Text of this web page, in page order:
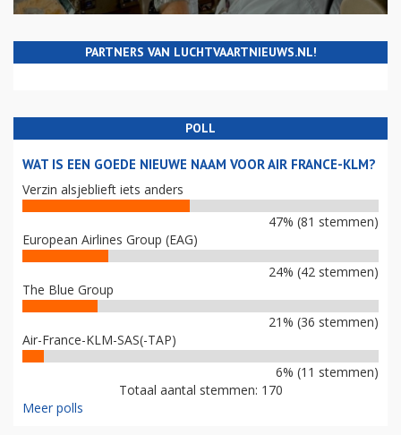
PARTNERS VAN LUCHTVAARTNIEUWS.NL!
POLL
WAT IS EEN GOEDE NIEUWE NAAM VOOR AIR FRANCE-KLM?
Verzin alsjeblieft iets anders
47% (81 stemmen)
European Airlines Group (EAG)
24% (42 stemmen)
The Blue Group
21% (36 stemmen)
Air-France-KLM-SAS(-TAP)
6% (11 stemmen)
Totaal aantal stemmen: 170
Meer polls